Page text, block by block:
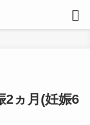
2ヵ月(妊娠6